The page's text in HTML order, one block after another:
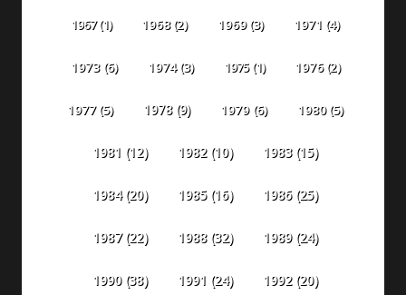
1967(1) 1968(2) 1969(3) 1971 (4)
1973(6) 1974(3) 1975(1) 1976(2)
1977(5) 1978(9) 1979(6) 1980(5)
1981 (12) 1982(10) 1983(15)
1984(20) 1985(16) 1986(25)
1987(22) 1988(32) 1989(24)
1990(38) 1991 (24) 1992(20)